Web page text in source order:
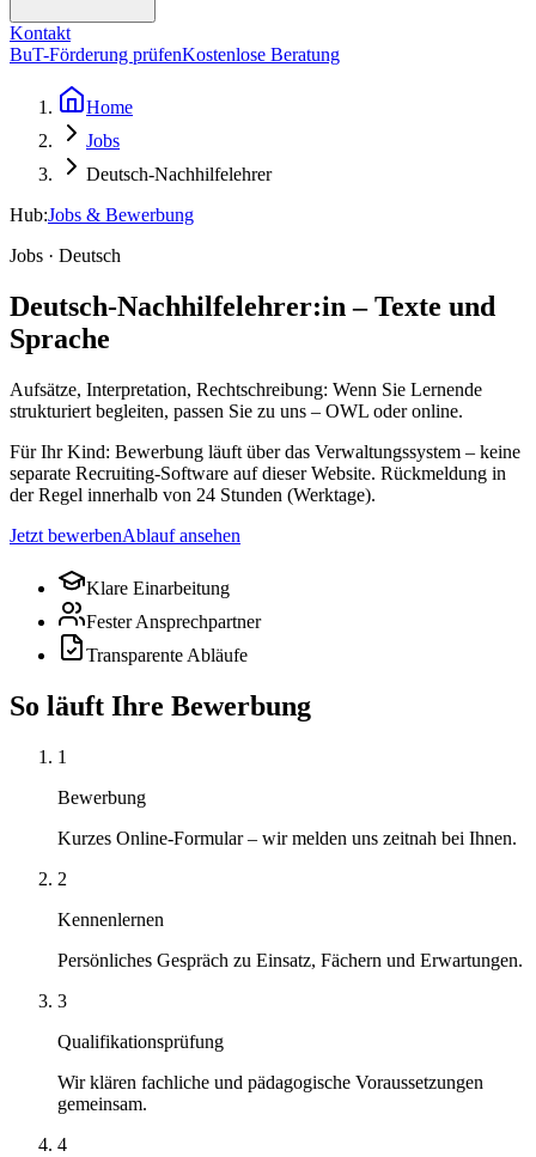
Kontakt
BuT-Förderung prüfenKostenlose Beratung
Home
Jobs
Deutsch-Nachhilfelehrer
Hub:Jobs & Bewerbung
Jobs · Deutsch
Deutsch-Nachhilfelehrer:in – Texte und
Sprache
Aufsätze, Interpretation, Rechtschreibung: Wenn Sie Lernende
strukturiert begleiten, passen Sie zu uns – OWL oder online.
Für Ihr Kind: Bewerbung läuft über das Verwaltungssystem – keine
separate Recruiting-Software auf dieser Website. Rückmeldung in
der Regel innerhalb von 24 Stunden (Werktage).
Jetzt bewerbenAblauf ansehen
Klare Einarbeitung
Fester Ansprechpartner
Transparente Abläufe
So läuft Ihre Bewerbung
1
Bewerbung
Kurzes Online-Formular – wir melden uns zeitnah bei Ihnen.
2
Kennenlernen
Persönliches Gespräch zu Einsatz, Fächern und Erwartungen.
3
Qualifikationsprüfung
Wir klären fachliche und pädagogische Voraussetzungen
gemeinsam.
4